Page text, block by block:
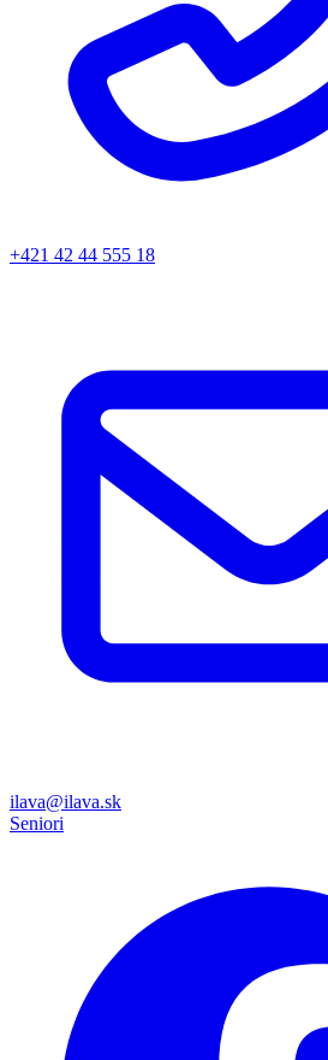
+421 42 44 555 18
ilava@ilava.sk
Seniori